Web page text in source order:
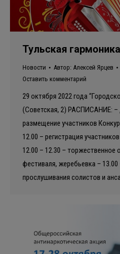
Тульская
Новости Автор: Алексей Ярцев
Оставить комментарий
29 октября 2022 года
(Советская, 2) РАСПИСАНИЕ: –
размещение участников
12.00 – регистрация
12.00 – 12.30 – торжественное
фестиваля, жеребьевка –
прослушивания солистов и